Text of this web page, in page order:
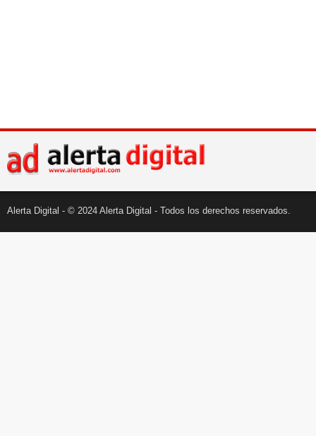
Alerta Digital - © 2024 Alerta Digital - Todos los derechos reservados.